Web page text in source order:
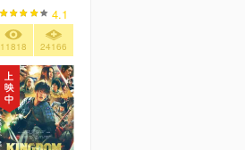
4.1
11818 24166